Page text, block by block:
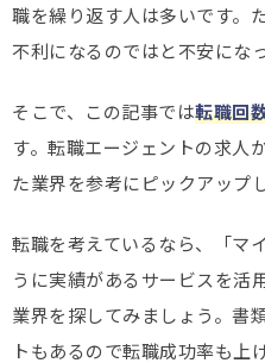
職を繰り返す人は多いです。
不利になるのではと不安にな
そこで、この記事では転職回
す。転職エージェントの求人
た業界を参考にピックアップ
転職を考えているなら、「マ
うに実績があるサービスを活
業界を探してみましょう。書
トもあるので転職成功率も上